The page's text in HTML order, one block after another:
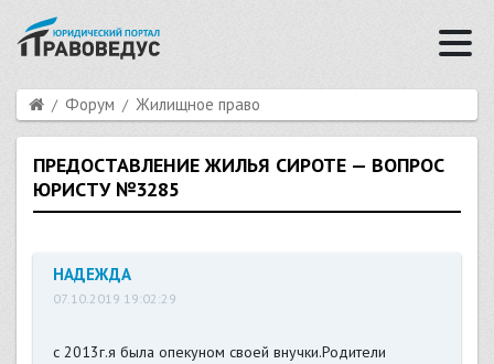
Форум Жилищное право
ПРЕДОСТАВЛЕНИЕ ЖИЛЬЯ СИРОТЕ — ВОПРОС
ЮРИСТУ №3285
НАДЕЖДА
07.10.2019 19:02:29
с 2013г.я была опекуном своей внучки.Родители